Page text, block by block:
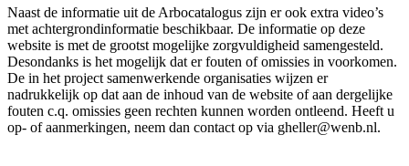
Naast de informatie uit de Arbocatalogus zijn er ook extra video’s
met achtergrondinformatie beschikbaar. De informatie op deze
website is met de grootst mogelijke zorgvuldigheid samengesteld.
Desondanks is het mogelijk dat er fouten of omissies in voorkomen.
De in het project samenwerkende organisaties wijzen er
nadrukkelijk op dat aan de inhoud van de website of aan dergelijke
fouten c.q. omissies geen rechten kunnen worden ontleend. Heeft u
op- of aanmerkingen, neem dan contact op via gheller@wenb.nl.